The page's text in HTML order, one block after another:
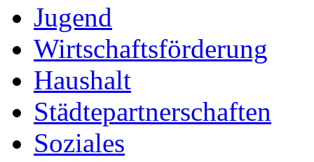
Jugend
Wirtschaftsförderung
Haushalt
Städtepartnerschaften
Soziales